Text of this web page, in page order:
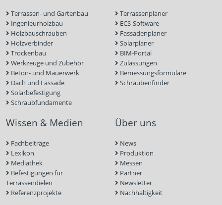
Terrassen- und Gartenbau
Ingenieurholzbau
Holzbauschrauben
Holzverbinder
Trockenbau
Werkzeuge und Zubehör
Beton- und Mauerwerk
Dach und Fassade
Solarbefestigung
Schraubfundamente
Terrassenplaner
ECS-Software
Fassadenplaner
Solarplaner
BIM-Portal
Zulassungen
Bemessungsformulare
Schraubenfinder
Wissen & Medien
Fachbeiträge
Lexikon
Mediathek
Befestigungen für
Terrassendielen
Referenzprojekte
Über uns
News
Produktion
Messen
Partner
Newsletter
Nachhaltigkeit